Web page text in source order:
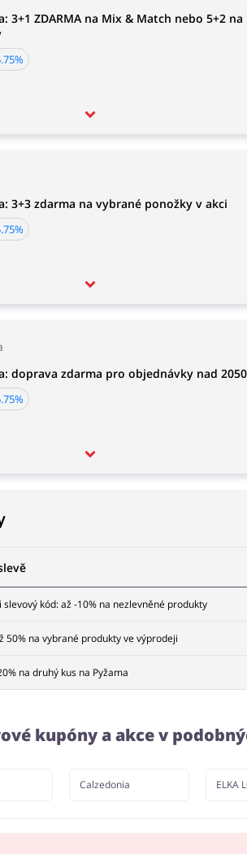
3+1 ZDARMA na Mix & Match nebo 5+2 na
3+3 zdarma na vybrané ponožky v akci
doprava zdarma pro objednávky nad
kód: až -10% na nezlevněné produkty
50% na vybrané produkty ve výprodeji
na druhý kus na Pyžama
kupóny a akce v
Calzedonia ELKA